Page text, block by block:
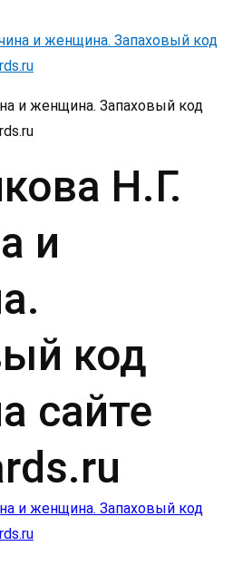
и женщина. Запаховый код
Н.Г.
и
код
сайте
и женщина. Запаховый код